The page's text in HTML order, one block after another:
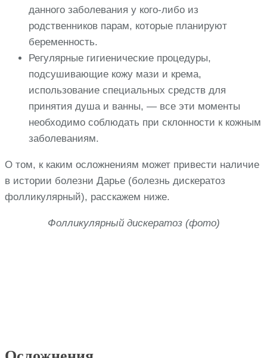
данного заболевания у кого-либо из
родственников парам, которые планируют
беременность.
Регулярные гигиенические процедуры,
подсушивающие кожу мази и крема,
использование специальных средств для
принятия душа и ванны, — все эти моменты
необходимо соблюдать при склонности к кожным
заболеваниям.
О том, к каким осложнениям может привести наличие
в истории болезни Дарье (болезнь дискератоз
фолликулярный), расскажем ниже.
Фолликулярный дискератоз (фото)